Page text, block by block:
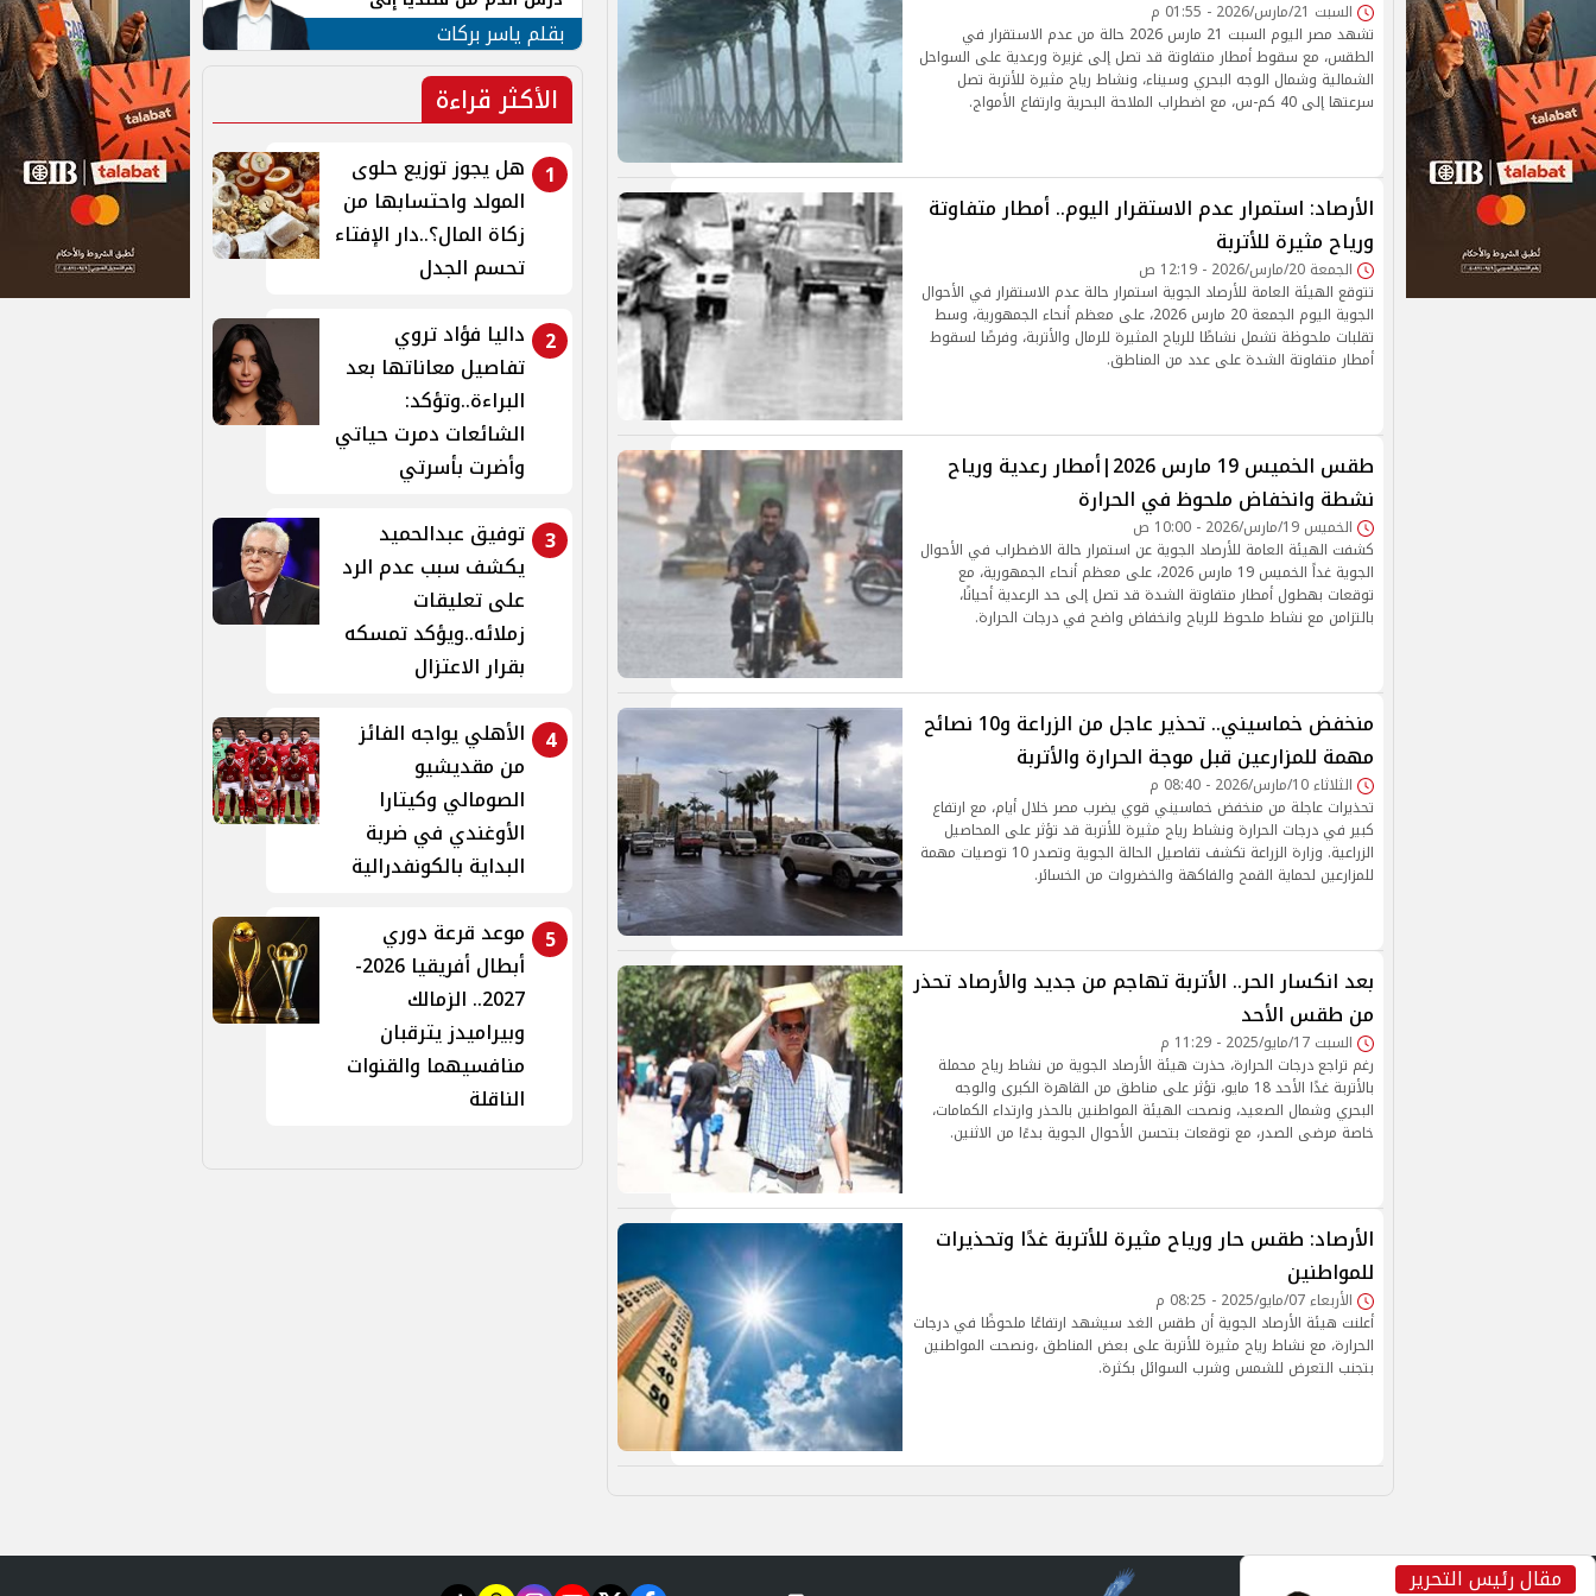
السبت 21/مارس/2026 - 01:55 م
تشهد مصر اليوم السبت 21 مارس 2026 حالة من عدم الاستقرار في
الطقس، مع سقوط أمطار متفاوتة قد تصل إلى غزيرة ورعدية على السواحل
الشمالية وشمال الوجه البحري وسيناء، ونشاط رياح مثيرة للأتربة تصل
سرعتها إلى 40 كم-س، مع اضطراب الملاحة البحرية وارتفاع الأمواج.
الأرصاد: استمرار عدم الاستقرار اليوم.. أمطار متفاوتة
ورياح مثيرة للأتربة
الجمعة 20/مارس/2026 - 12:19 ص
تتوقع الهيئة العامة للأرصاد الجوية استمرار حالة عدم الاستقرار في الأحوال
الجوية اليوم الجمعة 20 مارس 2026، على معظم أنحاء الجمهورية، وسط
تقلبات ملحوظة تشمل نشاطًا للرياح المثيرة للرمال والأتربة، وفرصًا لسقوط
أمطار متفاوتة الشدة على عدد من المناطق.
طقس الخميس 19 مارس 2026|أمطار رعدية ورياح
نشطة وانخفاض ملحوظ في الحرارة
الخميس 19/مارس/2026 - 10:00 ص
كشفت الهيئة العامة للأرصاد الجوية عن استمرار حالة الاضطراب في الأحوال
الجوية غداً الخميس 19 مارس 2026، على معظم أنحاء الجمهورية، مع
توقعات بهطول أمطار متفاوتة الشدة قد تصل إلى حد الرعدية أحيانًا،
بالتزامن مع نشاط ملحوظ للرياح وانخفاض واضح في درجات الحرارة.
منخفض خماسيني.. تحذير عاجل من الزراعة و10 نصائح
مهمة للمزارعين قبل موجة الحرارة والأتربة
الثلاثاء 10/مارس/2026 - 08:40 م
تحذيرات عاجلة من منخفض خماسيني قوي يضرب مصر خلال أيام، مع ارتفاع
كبير في درجات الحرارة ونشاط رياح مثيرة للأتربة قد تؤثر على المحاصيل
الزراعية. وزارة الزراعة تكشف تفاصيل الحالة الجوية وتصدر 10 توصيات مهمة
للمزارعين لحماية القمح والفاكهة والخضروات من الخسائر.
بعد انكسار الحر.. الأتربة تهاجم من جديد والأرصاد تحذر
من طقس الأحد
السبت 17/مايو/2025 - 11:29 م
رغم تراجع درجات الحرارة، حذرت هيئة الأرصاد الجوية من نشاط رياح محملة
بالأتربة غدًا الأحد 18 مايو، تؤثر على مناطق من القاهرة الكبرى والوجه
البحري وشمال الصعيد، ونصحت الهيئة المواطنين بالحذر وارتداء الكمامات،
خاصة مرضى الصدر، مع توقعات بتحسن الأحوال الجوية بدءًا من الاثنين.
الأرصاد: طقس حار ورياح مثيرة للأتربة غدًا وتحذيرات
للمواطنين
الأربعاء 07/مايو/2025 - 08:25 م
أعلنت هيئة الأرصاد الجوية أن طقس الغد سيشهد ارتفاعًا ملحوظًا في درجات
الحرارة، مع نشاط رياح مثيرة للأتربة على بعض المناطق ،ونصحت المواطنين
بتجنب التعرض للشمس وشرب السوائل بكثرة.
جنوب لبنان
بقلم ياسر بركات
الأكثر قراءة
1
هل يجوز توزيع حلوى
المولد واحتسابها من
زكاة المال؟..دار الإفتاء
تحسم الجدل
2
داليا فؤاد تروي
تفاصيل معاناتها بعد
البراءة..وتؤكد:
الشائعات دمرت حياتي
وأضرت بأسرتي
3 توفيق عبدالحميد
يكشف سبب عدم الرد
على تعليقات
زملائه..ويؤكد تمسكه
بقرار الاعتزال
4
الأهلي يواجه الفائز
من مقديشيو
الصومالي وكيتارا
الأوغندي في ضربة
البداية بالكونفدرالية
5
موعد قرعة دوري
أبطال أفريقيا 2026-
2027.. الزمالك
وبيراميدز يترقبان
منافسيهما والقنوات
الناقلة
مقال رئيس التحرير